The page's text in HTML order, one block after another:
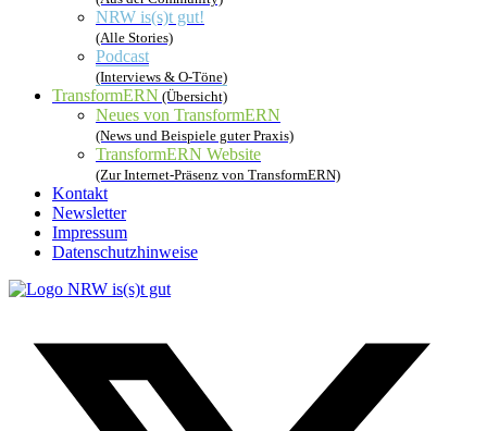
NRW is(s)t gut!
(Alle Stories)
Podcast
(Interviews & O-Töne)
TransformERN (Übersicht)
Neues von TransformERN
(News und Beispiele guter Praxis)
TransformERN Website
(Zur Internet-Präsenz von TransformERN)
Kontakt
Newsletter
Impressum
Datenschutzhinweise